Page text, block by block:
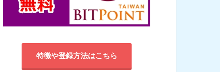
特徴や登録方法はこちら